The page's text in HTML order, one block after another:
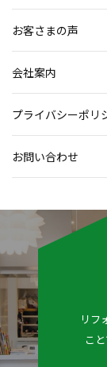
お客さまの声
会社案内
プライバシーポリ
お問い合わせ
リフ
こ